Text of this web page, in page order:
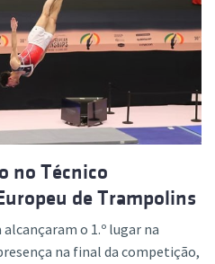
no Técnico
de Trampolins
o 1.º lugar na
na final da competição,